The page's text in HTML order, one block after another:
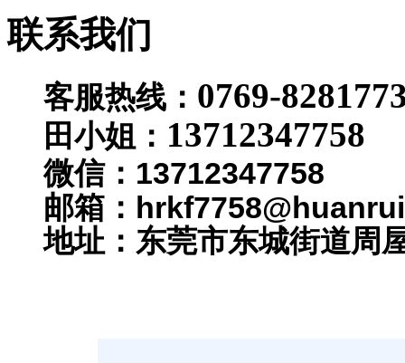
联系我们
客服热线： 0769-
田小姐： 13712347758
微信： 13712347758
邮箱：
地址： 东莞市东城街道周